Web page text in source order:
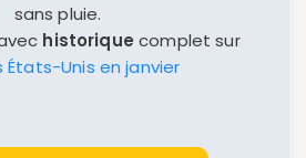
sans pluie.
historique complet sur
États-Unis en janvier